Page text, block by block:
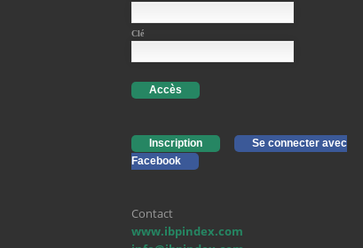
Clé
Accès
Inscription
Se connecter avec
Facebook
Contact
www.ibpindex.com